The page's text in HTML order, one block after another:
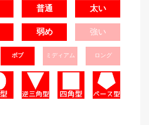
普通 太い
弱め 強い
ボブ ミディアム ロング